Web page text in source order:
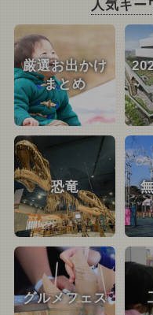
人気キー
厳選お出かけ
まとめ
恐竜
グルメフェス